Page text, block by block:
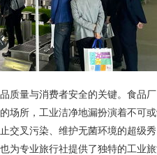
质量与消费者安全的关键。食品
场所，工业洁净地漏扮演着不可
交叉污染、维护无菌环境的超级秀
为专业旅行社提供了独特的工业